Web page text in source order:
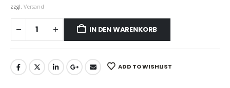
zzgl. Versand
IN DEN WARENKORB
ADD TO WISHLIST